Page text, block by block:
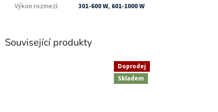
Související produkty
Doprodej
Skladem
Výkon rozmezí: 301-600 W, 601-1000 W